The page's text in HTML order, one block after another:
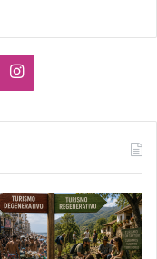
Instagram